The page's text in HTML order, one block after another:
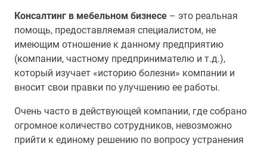
Консалтинг в мебельном бизнесе – это реальная
помощь, предоставляемая специалистом, не
имеющим отношение к данному предприятию
(компании, частному предпринимателю и т.д.),
который изучает «историю болезни» компании и
вносит свои правки по улучшению ее работы.
Очень часто в действующей компании, где собрано
огромное количество сотрудников, невозможно
прийти к единому решению по вопросу устранения